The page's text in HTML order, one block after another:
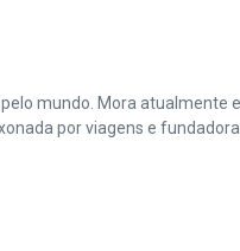
mundo. Mora
por viagens e